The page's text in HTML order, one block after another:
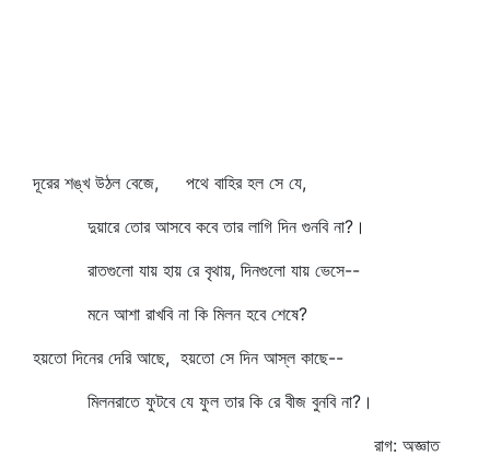
দূরের শঙ্খ উঠল বেজে, পথে বাহির হল সে যে,
দুয়ারে তোর আসবে কবে তার লাগি দিন গুনবি না?।
রাতগুলো যায় হায় রে বৃথায়, দিনগুলো যায় ভেসে--
মনে আশা রাখবি না কি মিলন হবে শেষে?
হয়তো দিনের দেরি আছে, হয়তো সে দিন আস্‌ল কাছে--
মিলনরাতে ফুটবে যে ফুল তার কি রে বীজ বুনবি না?।
রাগ: অজ্ঞাত